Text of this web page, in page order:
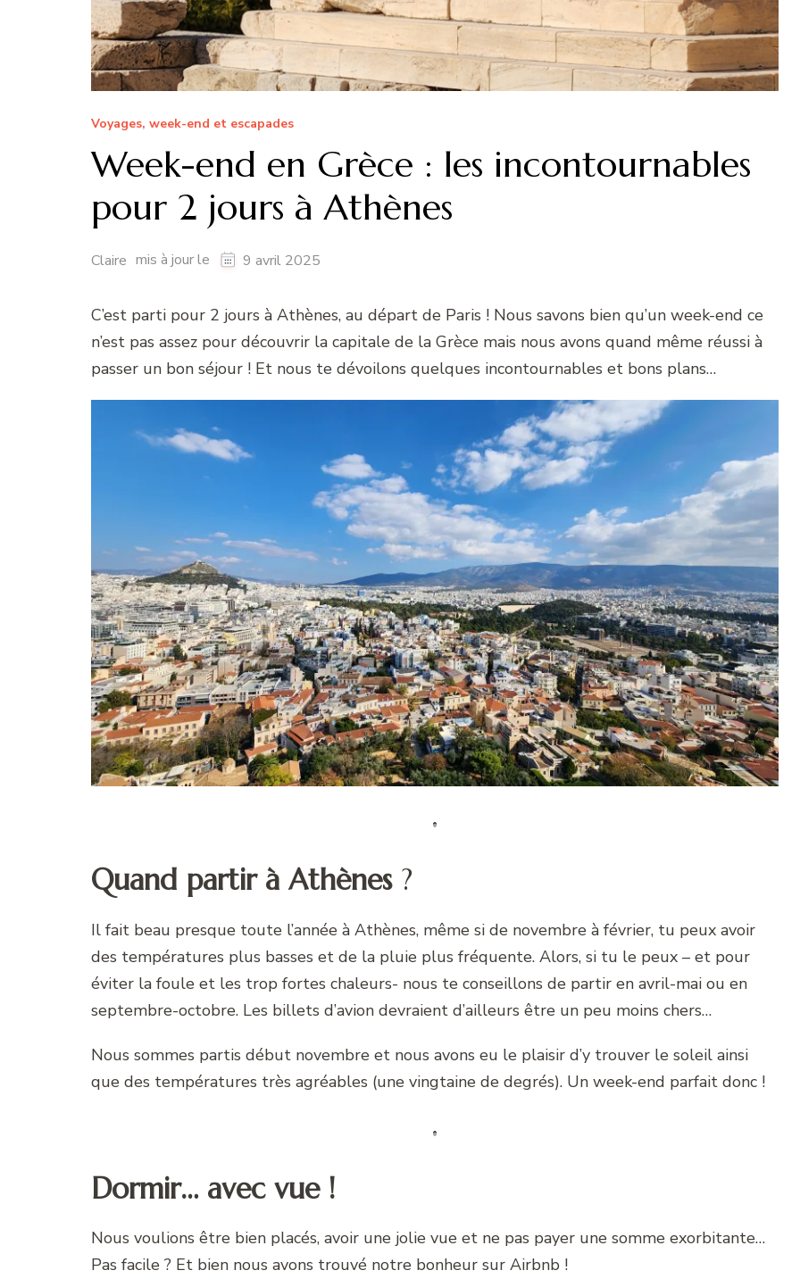
Voyages, week-end et escapades
Week-end en Grèce : les incontournables
pour 2 jours à Athènes
Claire mis à jour le 9 avril 2025
C’est parti pour 2 jours à Athènes, au départ de Paris ! Nous savons bien qu’un week-end ce
n’est pas assez pour découvrir la capitale de la Grèce mais nous avons quand même réussi à
passer un bon séjour ! Et nous te dévoilons quelques incontournables et bons plans…
Quand partir à Athènes ?
Il fait beau presque toute l’année à Athènes, même si de novembre à février, tu peux avoir
des températures plus basses et de la pluie plus fréquente. Alors, si tu le peux – et pour
éviter la foule et les trop fortes chaleurs- nous te conseillons de partir en avril-mai ou en
septembre-octobre. Les billets d’avion devraient d’ailleurs être un peu moins chers…
Nous sommes partis début novembre et nous avons eu le plaisir d’y trouver le soleil ainsi
que des températures très agréables (une vingtaine de degrés). Un week-end parfait donc !
Dormir… avec vue !
Nous voulions être bien placés, avoir une jolie vue et ne pas payer une somme exorbitante…
Pas facile ? Et bien nous avons trouvé notre bonheur sur Airbnb !